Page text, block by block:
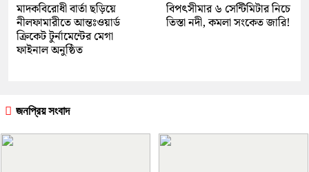
মাদকবিরোধী বার্তা ছড়িয়ে
নীলফামারীতে আন্তঃওয়ার্ড
ক্রিকেট টুর্নামেন্টের মেগা
ফাইনাল অনুষ্ঠিত
বিপৎসীমার ৬ সেন্টিমিটার নিচে
তিস্তা নদী, কমলা সংকেত জারি!
জনপ্রিয় সংবাদ